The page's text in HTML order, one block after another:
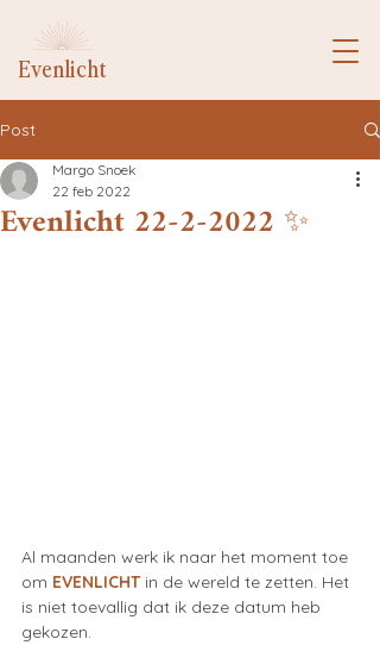
Evenlicht
Post
Evenlicht 22-2-2022 ✨
Margo Snoek
22 feb 2022
Al maanden werk ik naar het moment toe
om EVENLICHT in de wereld te zetten. Het
is niet toevallig dat ik deze datum heb
gekozen.